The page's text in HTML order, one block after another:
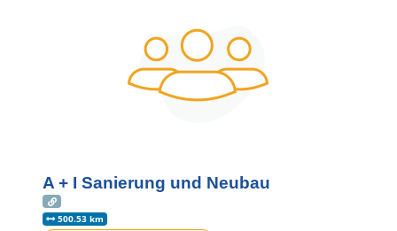
A + I Sanierung und Neubau
500.53 km